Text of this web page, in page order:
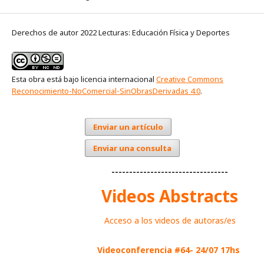
Derechos de autor 2022 Lecturas: Educación Física y Deportes
Esta obra está bajo licencia internacional Creative Commons
Reconocimiento-NoComercial-SinObrasDerivadas 4.0.
Enviar un artículo
Enviar una consulta
---------------------------------
Videos Abstracts
Acceso a los videos de autoras/es
Videoconferencia #64- 24/07 17hs